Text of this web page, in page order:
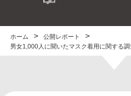
ホーム
公開レポート
男女1,000人に聞いたマスク着用に関する調